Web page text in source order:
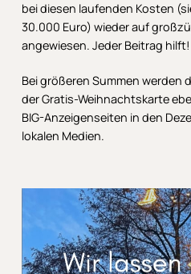
bei diesen laufenden Kosten
30.000 Euro) wieder auf
angewiesen. Jeder Beitrag hilft!
Bei größeren Summen werden
der Gratis-Weihnachtskarte
BIG-Anzeigenseiten in den
lokalen Medien.